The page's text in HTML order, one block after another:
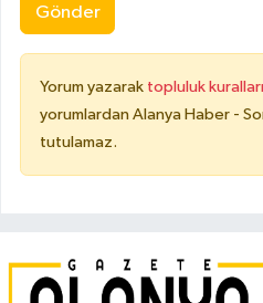
Gönder
Yorum yazarak topluluk
yorumlardan Alanya Haber -
tutulamaz.